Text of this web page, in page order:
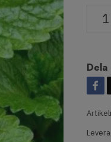
Dela